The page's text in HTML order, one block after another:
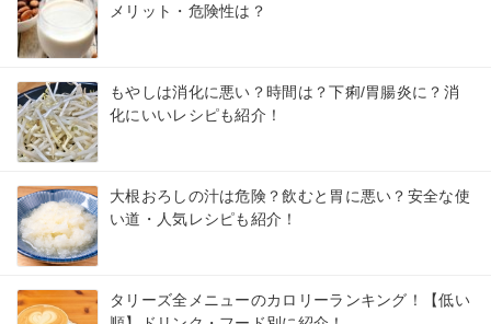
メリット・危険性は？
もやしは消化に悪い？時間は？下痢/胃腸炎に？消
化にいいレシピも紹介！
大根おろしの汁は危険？飲むと胃に悪い？安全な使
い道・人気レシピも紹介！
タリーズ全メニューのカロリーランキング！【低い